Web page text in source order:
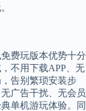
费玩版本优势十分
不用下载APP、无
告别繁琐安装步
广告干扰、无会员
单机游玩体验。同